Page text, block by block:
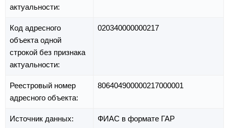
актуальности:
Код адресного
объекта одной
строкой без признака
актуальности:
020340000000217
Реестровый номер
адресного объекта:
806404900000217000001
Источник данных: ФИАС в формате ГАР